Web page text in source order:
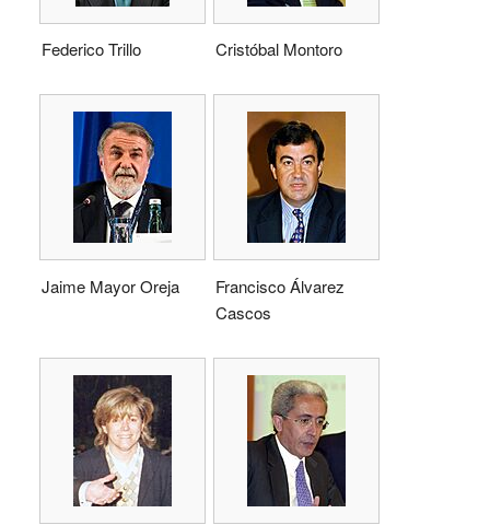
Federico Trillo Cristóbal Montoro
Jaime Mayor Oreja
Francisco Álvarez
Cascos